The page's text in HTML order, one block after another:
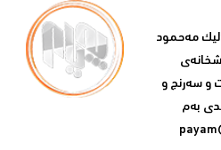
مه‌حمود
و سه‌رنج و
به‌م